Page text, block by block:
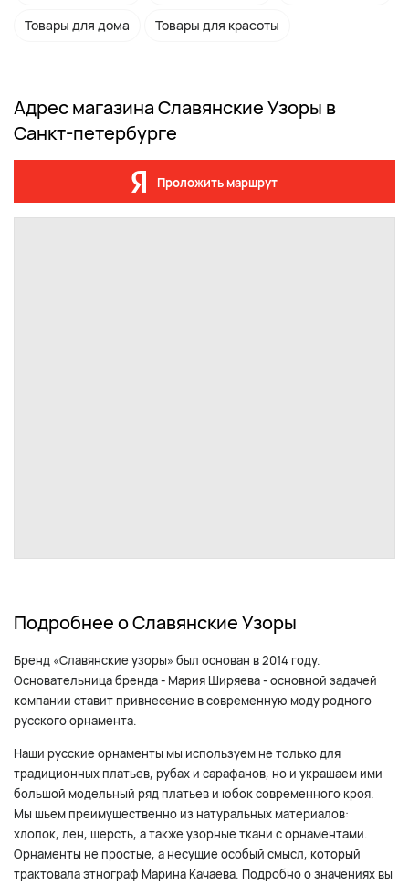
Товары для дома Товары для красоты
Адрес магазина Славянские Узоры в
Санкт-петербурге
Проложить маршрут
Подробнее о Славянские Узоры
Бренд «Славянские узоры» был основан в 2014 году.
Основательница бренда - Мария Ширяева - основной задачей
компании ставит привнесение в современную моду родного
русского орнамента.
Наши русские орнаменты мы используем не только для
традиционных платьев, рубах и сарафанов, но и украшаем ими
большой модельный ряд платьев и юбок современного кроя.
Мы шьем преимущественно из натуральных материалов:
хлопок, лен, шерсть, а также узорные ткани с орнаментами.
Орнаменты не простые, а несущие особый смысл, который
трактовала этнограф Марина Качаева. Подробно о значениях вы